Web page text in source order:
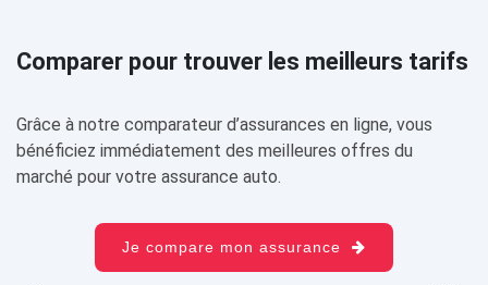
Comparer pour trouver les meilleurs tarifs
Grâce à notre comparateur d’assurances en ligne, vous
bénéficiez immédiatement des meilleures offres du
marché pour votre assurance auto.
Je compare mon assurance